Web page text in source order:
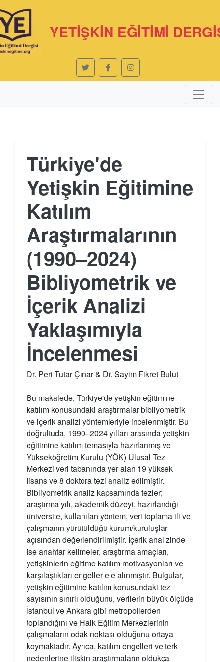
YETİŞKİN EĞİTİMİ
Türkiye'de
Yetişkin Eğitimine
Katılım
Araştırmalarının
(1990–2024)
Bibliyometrik ve
İçerik Analizi
Yaklaşımıyla
İncelenmesi
Dr. Peri Tutar Çınar & Dr. Sayim Fikret Bulut
Bu makalede, Türkiye'de yetişkin eğitimine
katılım konusundaki araştırmalar bibliyometrik
ve içerik analizi yöntemleriyle incelenmiştir. Bu
doğrultuda, 1990–2024 yılları arasında yetişkin
eğitimine katılım temasıyla hazırlanmış ve
Yükseköğretim Kurulu (YÖK) Ulusal Tez
Merkezi veri tabanında yer alan 19 yüksek
lisans ve 8 doktora tezi analiz edilmiştir.
Bibliyometrik analiz kapsamında tezler;
araştırma yılı, akademik düzeyi, hazırlandığı
üniversite, kullanılan yöntem, veri toplama ili ve
çalışmanın yürütüldüğü kurum/kuruluşlar
açısından değerlendirilmiştir. İçerik analizinde
ise anahtar kelimeler, araştırma amaçları,
yetişkinlerin eğitime katılım motivasyonları ve
karşılaştıkları engeller ele alınmıştır. Bulgular,
yetişkin eğitimine katılım konusundaki tez
sayısının sınırlı olduğunu, verilerin büyük ölçüde
İstanbul ve Ankara gibi metropollerden
toplandığını ve Halk Eğitim Merkezlerinin
çalışmaların odak noktası olduğunu ortaya
koymaktadır. Ayrıca, katılım engelleri ve terk
nedenlerine ilişkin araştırmaların oldukça